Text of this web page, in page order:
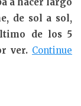
de sol a sol,
de los 5
ver. Continue